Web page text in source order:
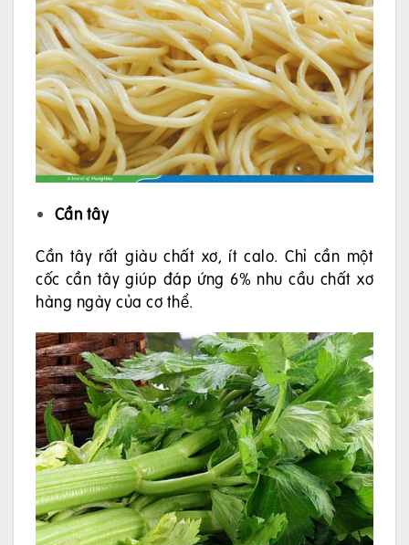
Cần tây
Cần tây rất giàu chất xơ, ít calo. Chỉ cần một
cốc cần tây giúp đáp ứng 6% nhu cầu chất xơ
hàng ngày của cơ thể.